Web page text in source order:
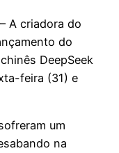
– A criadora do
do
DeepSeek
feira (31) e
um
na